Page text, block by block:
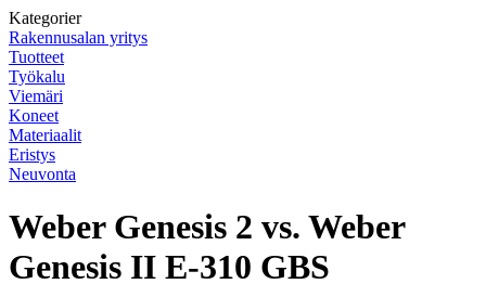
Kategorier
Rakennusalan yritys
Tuotteet
Työkalu
Viemäri
Koneet
Materiaalit
Eristys
Neuvonta
Weber Genesis 2 vs. Weber
Genesis II E-310 GBS